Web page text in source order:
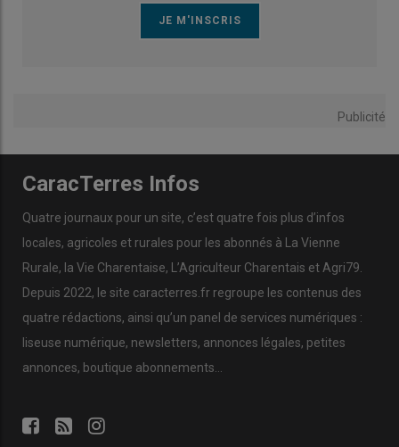
Publicité
CaracTerres Infos
Quatre journaux pour un site, c’est quatre fois plus d’infos
locales, agricoles et rurales pour les abonnés à La Vienne
Rurale, la Vie Charentaise, L’Agriculteur Charentais et Agri79.
Depuis 2022, le site caracterres.fr regroupe les contenus des
quatre rédactions, ainsi qu’un panel de services numériques :
liseuse numérique, newsletters, annonces légales, petites
annonces, boutique abonnements…